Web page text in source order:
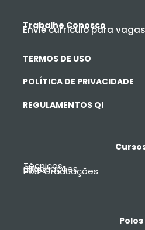
Trabalhe Conosco
Envie currículo para
TERMOS DE USO
POLÍTICA DE PRIVACIDADE
REGULAMENTOS QI
Técnicos
Graduações
Livres
Pós-Graduações
Polos